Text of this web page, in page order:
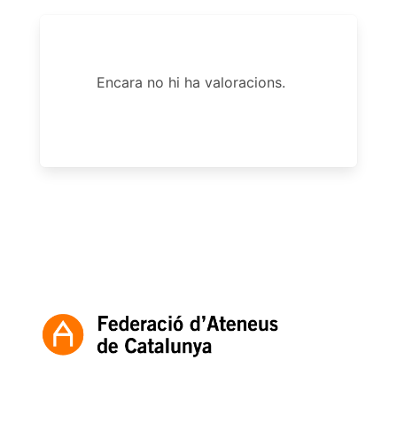
Encara no hi ha valoracions.